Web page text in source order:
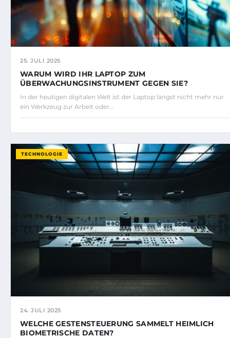
25. JULI 2025
WARUM WIRD IHR LAPTOP ZUM
ÜBERWACHUNGSINSTRUMENT GEGEN SIE?
In der heutigen digitalen Welt ist der Laptop längst nicht mehr nur
ein Werkzeug zur Arbeit oder…
TECHNOLOGIE
24. JULI 2025
WELCHE GESTENSTEUERUNG SAMMELT HEIMLICH
BIOMETRISCHE DATEN?